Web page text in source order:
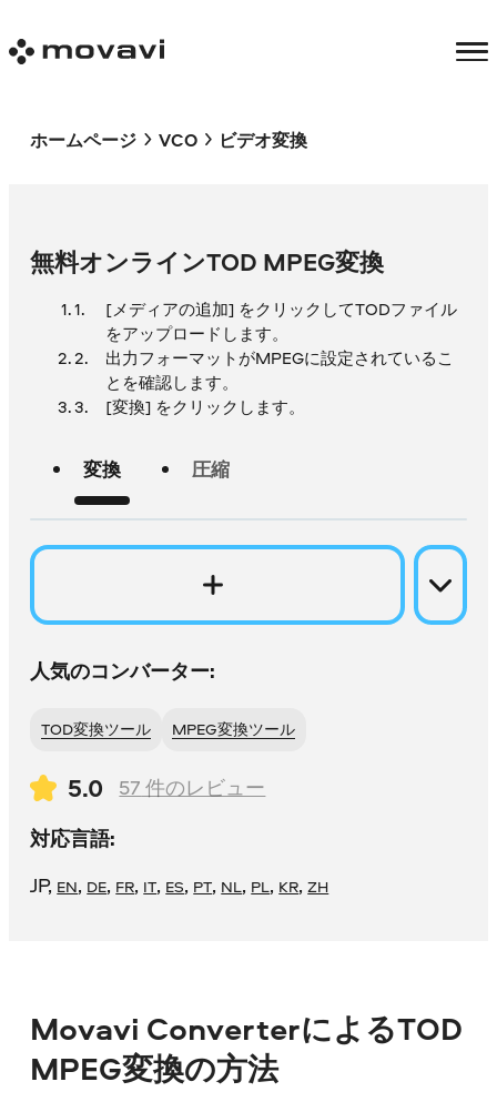
ホームページ VCO ビデオ変換
無料オンラインTOD MPEG変換
[メディアの追加] をクリックしてTODファイル
をアップロードします。
出力フォーマットがMPEGに設定されているこ
とを確認します。
[変換] をクリックします。
変換 圧縮
人気のコンバーター:
TOD変換ツール MPEG変換ツール
5.0 57 件のレビュー
対応言語:
JP, EN, DE, FR, IT, ES, PT, NL, PL, KR,ZH
Movavi ConverterによるTOD
MPEG変換の方法